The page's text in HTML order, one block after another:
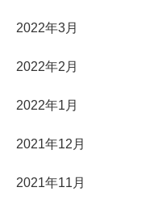
2022年3月
2022年2月
2022年1月
2021年12月
2021年11月